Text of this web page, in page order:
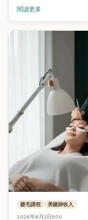
避雷。
閱讀更多
睫毛課程 美睫師收入
2026年6月2日500